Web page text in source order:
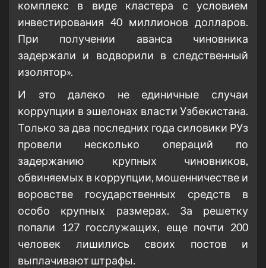
комплекс в виде кластера с условием
инвестирования 40 миллионов долларов.
При получении аванса чиновника
задержали и водворили в следственный
изолятор».
И это далеко не единичные случаи
коррупции в эшелонах власти Узбекистана.
Только за два последних года силовики РУз
провели несколько операций по
задержанию крупных чиновников,
обвиняемых в коррупции, мошенничестве и
воровстве государственных средств в
особо крупных размерах. За решетку
попали 127 госслужащих, еще почти 200
человек лишились своих постов и
выплачивают штрафы.